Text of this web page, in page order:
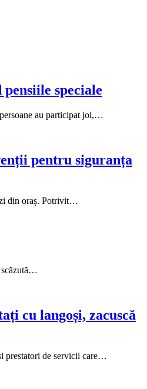
speciale
au participat joi,…
pentru siguranța
din oraș. Potrivit…
scăzută…
cu langoși, zacuscă
prestatori de servicii care…